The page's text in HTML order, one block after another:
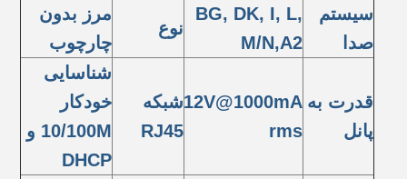
سیستم
صدا
BG, DK, I, L,
M/N,A2
نوع
مرز بدون
چارچوب
قدرت به
پانل
12V@1000mA
rms
شبکه
RJ45
شناسایی
خودکار
10/100M و
DHCP